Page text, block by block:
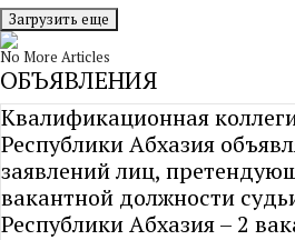
Загрузить еще
No More Articles
ОБЪЯВЛЕНИЯ
Квалификационная
Республики Абхазия
заявлений лиц,
вакантной должности
Республики Абхазия – 2